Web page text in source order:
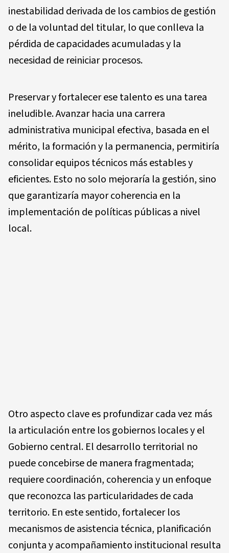
inestabilidad derivada de los cambios de gestión
o de la voluntad del titular, lo que conlleva la
pérdida de capacidades acumuladas y la
necesidad de reiniciar procesos.
Preservar y fortalecer ese talento es una tarea
ineludible. Avanzar hacia una carrera
administrativa municipal efectiva, basada en el
mérito, la formación y la permanencia, permitiría
consolidar equipos técnicos más estables y
eficientes. Esto no solo mejoraría la gestión, sino
que garantizaría mayor coherencia en la
implementación de políticas públicas a nivel
local.
Otro aspecto clave es profundizar cada vez más
la articulación entre los gobiernos locales y el
Gobierno central. El desarrollo territorial no
puede concebirse de manera fragmentada;
requiere coordinación, coherencia y un enfoque
que reconozca las particularidades de cada
territorio. En este sentido, fortalecer los
mecanismos de asistencia técnica, planificación
conjunta y acompañamiento institucional resulta